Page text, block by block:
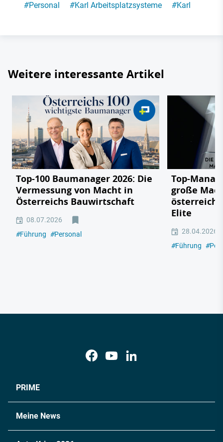
#Personal #Karl Arbeitsplatzsysteme #Karl
Weitere interessante Artikel
Top-100 Baumanager 2026: Die
Vermessung von Macht in
Österreichs Bauwirtschaft
08.07.2026
#Führung #Personal
Top-
große
Elite
28.04.2026
#Führung #
PRIME
Meine News